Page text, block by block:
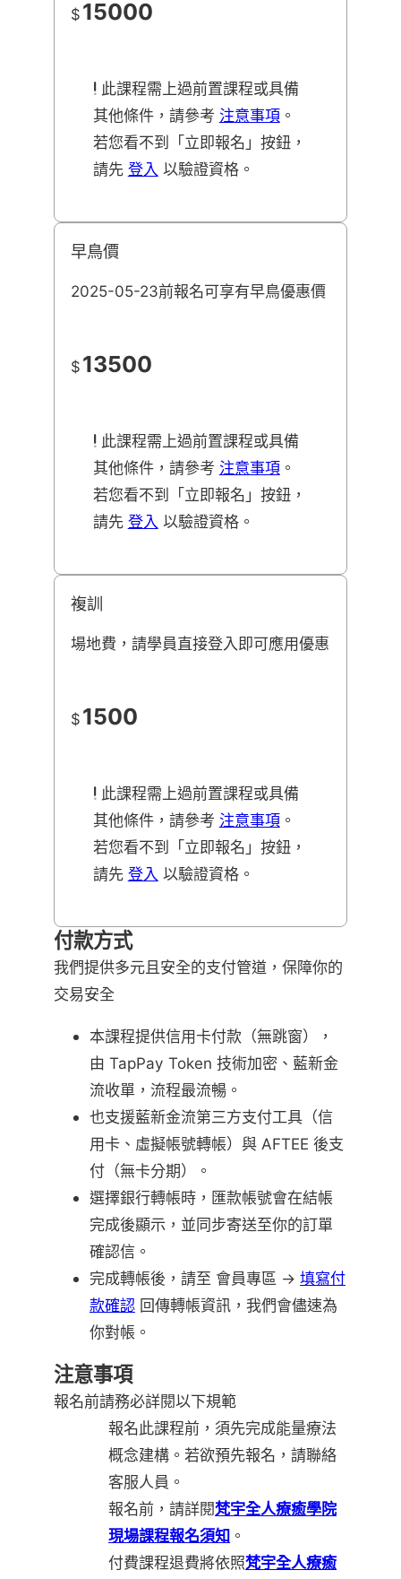
$ 15000
此課程需上過前置課程或具備
其他條件，請參考 注意事項。
若您看不到「立即報名」按鈕，
請先 登入 以驗證資格。
早鳥價
2025-05-23前報名可享有早鳥優惠價
$ 13500
此課程需上過前置課程或具備
其他條件，請參考 注意事項。
若您看不到「立即報名」按鈕，
請先 登入 以驗證資格。
複訓
場地費，請學員直接登入即可應用優惠
$ 1500
此課程需上過前置課程或具備
其他條件，請參考 注意事項。
若您看不到「立即報名」按鈕，
請先 登入 以驗證資格。
付款方式
我們提供多元且安全的支付管道，保障你的
交易安全
本課程提供信用卡付款（無跳窗），
由 TapPay Token 技術加密、藍新金
流收單，流程最流暢。
也支援藍新金流第三方支付工具（信
用卡、虛擬帳號轉帳）與 AFTEE 後支
付（無卡分期）。
選擇銀行轉帳時，匯款帳號會在結帳
完成後顯示，並同步寄送至你的訂單
確認信。
完成轉帳後，請至 會員專區 → 填寫付
款確認 回傳轉帳資訊，我們會儘速為
你對帳。
注意事項
報名前請務必詳閱以下規範
報名此課程前，須先完成能量療法
概念建構。若欲預先報名，請聯絡
客服人員。
報名前，請詳閱梵宇全人療癒學院
現場課程報名須知 。
付費課程退費將依照梵宇全人療癒